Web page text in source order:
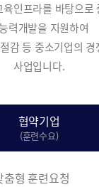
인프라를 바탕으로
력개발을 지원하여
감 등 중소기업의
사업입니다.
협약기업
(훈련수요)
춤형 훈련요청